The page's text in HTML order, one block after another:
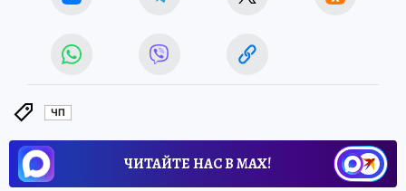
ЧП
ЧИТАЙТЕ НАС В МАХ!